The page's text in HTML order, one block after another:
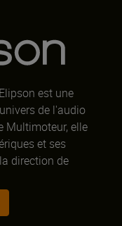
est une
de l'audio
Multimoteur, elle
et ses
direction de
sonore. Parmi
Planet et la